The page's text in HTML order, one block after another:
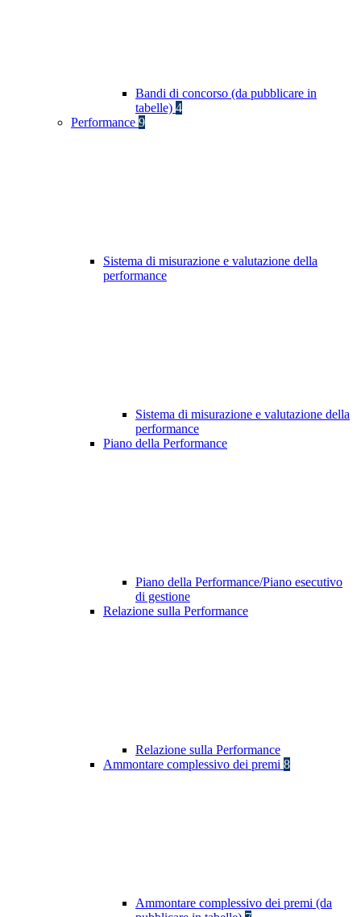
Bandi di concorso (da pubblicare in
tabelle) 4
Performance 9
Sistema di misurazione e valutazione della
performance
Sistema di misurazione e valutazione della
performance
Piano della Performance
Piano della Performance/Piano esecutivo
di gestione
Relazione sulla Performance
Relazione sulla Performance
Ammontare complessivo dei premi 8
Ammontare complessivo dei premi (da